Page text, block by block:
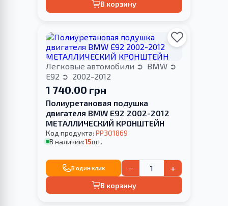
В корзину
Легковые автомобили
BMW
E92
2002-2012
1 740.00 грн
Полиуретановая подушка
двигателя BMW E92 2002-2012
МЕТАЛЛИЧЕСКИЙ КРОНШТЕЙН
Код продукта: PP301869
В наличии:15шт.
В один клик − +
В корзину